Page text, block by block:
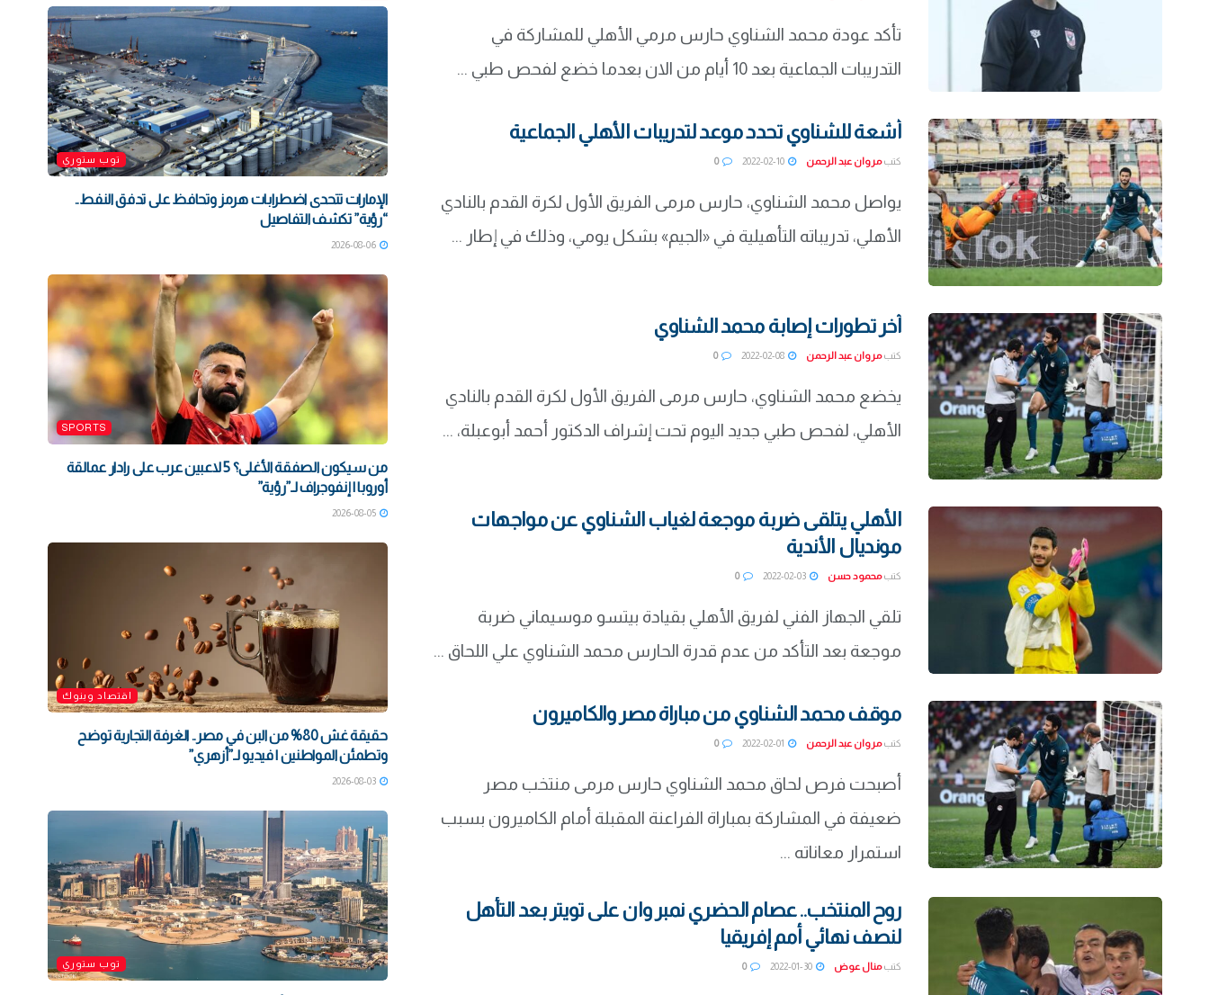
تأكد عودة محمد الشناوي حارس مرمي الأهلي للمشاركة في
التدريبات الجماعية بعد 10 أيام من الان بعدما خضع لفحص طبي ...
أشعة للشناوي تحدد موعد لتدريبات الأهلي الجماعية
كتب مروان عبد الرحمن 2022-02-10
0
يواصل محمد الشناوي، حارس مرمى الفريق الأول لكرة القدم بالنادي
الأهلي، تدريباته التأهيلية في «الجيم» بشكل يومي، وذلك في إطار ...
آخر تطورات إصابة محمد الشناوي
كتب مروان عبد الرحمن 2022-02-08
0
يخضع محمد الشناوي، حارس مرمى الفريق الأول لكرة القدم بالنادي
الأهلي، لفحص طبي جديد اليوم تحت إشراف الدكتور أحمد أبوعبلة، ...
الأهلي يتلقى ضربة موجعة لغياب الشناوي عن مواجهات
مونديال الأندية
كتب محمود حسن 2022-02-03
0
تلقي الجهاز الفني لفريق الأهلي بقيادة بيتسو موسيماني ضربة
موجعة بعد التأكد من عدم قدرة الحارس محمد الشناوي علي اللحاق ...
موقف محمد الشناوي من مباراة مصر والكاميرون
كتب مروان عبد الرحمن 0
أصبحت فرص لحاق محمد الشناوي حارس مرمى منتخب مصر
ضعيفة في المشاركة بمباراة الفراعنة المقبلة أمام الكاميرون بسبب
استمرار معاناته ...
روح المنتخب.. عصام الحضري نمبر وان على تويتر بعد التأهل
لنصف نهائي أمم إفريقيا
كتب منال عوض 2022-01-30
0
توب ستوري
الإمارات تتحدى اضطرابات هرمز وتحافظ على تدفق النفط..
“رؤية” تكشف التفاصيل
2026-08-06
SPORTS
من سيكون الصفقة الأغلى؟ 5 لاعبين عرب على رادار عمالقة
أوروبا | إنفوجراف لـ”رؤية”
2026-08-05
اقتصاد وبنوك
حقيقة غش 80% من البن في مصر.. الغرفة التجارية توضح
وتطمئن المواطنين | فيديو لـ”أزهري”
2026-08-03
توب ستوري